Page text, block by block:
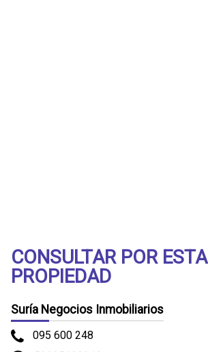
CONSULTAR POR ESTA
PROPIEDAD
Suría Negocios Inmobiliarios
095 600 248